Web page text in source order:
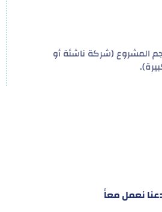
(شركة ناشئة أو
نعمل معاً